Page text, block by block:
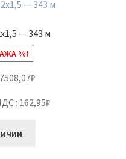
— 343 м
%!
₽
: 162,95₽